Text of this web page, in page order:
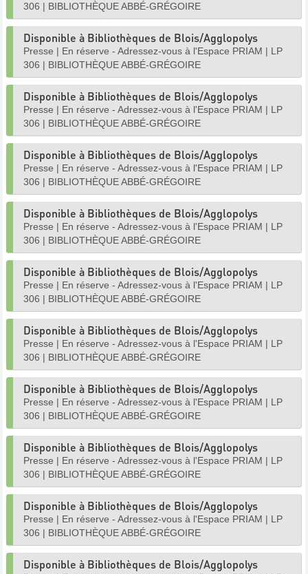
306 | BIBLIOTHÈQUE ABBÉ-GRÉGOIRE
Disponible à Bibliothèques de Blois/Agglopolys
Presse | En réserve - Adressez-vous à l'Espace PRIAM | LP
306 | BIBLIOTHÈQUE ABBÉ-GRÉGOIRE
Disponible à Bibliothèques de Blois/Agglopolys
Presse | En réserve - Adressez-vous à l'Espace PRIAM | LP
306 | BIBLIOTHÈQUE ABBÉ-GRÉGOIRE
Disponible à Bibliothèques de Blois/Agglopolys
Presse | En réserve - Adressez-vous à l'Espace PRIAM | LP
306 | BIBLIOTHÈQUE ABBÉ-GRÉGOIRE
Disponible à Bibliothèques de Blois/Agglopolys
Presse | En réserve - Adressez-vous à l'Espace PRIAM | LP
306 | BIBLIOTHÈQUE ABBÉ-GRÉGOIRE
Disponible à Bibliothèques de Blois/Agglopolys
Presse | En réserve - Adressez-vous à l'Espace PRIAM | LP
306 | BIBLIOTHÈQUE ABBÉ-GRÉGOIRE
Disponible à Bibliothèques de Blois/Agglopolys
Presse | En réserve - Adressez-vous à l'Espace PRIAM | LP
306 | BIBLIOTHÈQUE ABBÉ-GRÉGOIRE
Disponible à Bibliothèques de Blois/Agglopolys
Presse | En réserve - Adressez-vous à l'Espace PRIAM | LP
306 | BIBLIOTHÈQUE ABBÉ-GRÉGOIRE
Disponible à Bibliothèques de Blois/Agglopolys
Presse | En réserve - Adressez-vous à l'Espace PRIAM | LP
306 | BIBLIOTHÈQUE ABBÉ-GRÉGOIRE
Disponible à Bibliothèques de Blois/Agglopolys
Presse | En réserve - Adressez-vous à l'Espace PRIAM | LP
306 | BIBLIOTHÈQUE ABBÉ-GRÉGOIRE
Disponible à Bibliothèques de Blois/Agglopolys